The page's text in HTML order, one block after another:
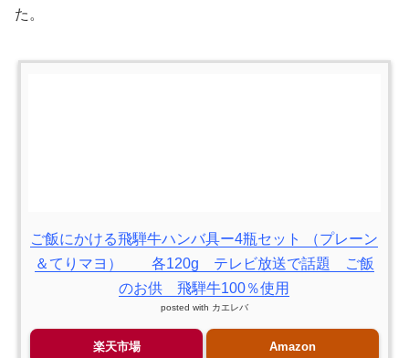
た。
ご飯にかける飛騨牛ハンバ具ー4瓶セット （プレーン
＆てりマヨ） 各120g テレビ放送で話題 ご飯
のお供 飛騨牛100％使用
posted with カエレバ
楽天市場 Amazon